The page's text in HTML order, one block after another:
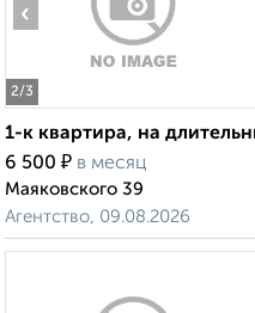
2/3
‹
1-к квартира, на
6 500 ₽ в месяц
Маяковского 39
Агентство, 09.08.2026